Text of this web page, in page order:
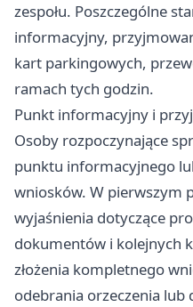
zespołu. Poszczególne
informacyjny,
kart parkingowych,
ramach tych godzin.
Punkt informacyjny i
Osoby rozpoczynające
punktu informacyjnego
wniosków. W pierwszym
wyjaśnienia dotyczące
dokumentów i kolejnych
złożenia kompletnego
odebrania orzeczenia lub